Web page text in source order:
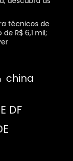
técnicos de
R$ 6,1 mil;
china
DF